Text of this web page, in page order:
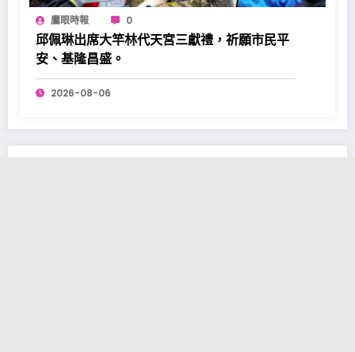
鷹眼時報 0
邱佩琳出席大竿林代天宮三獻禮，祈願市民平
安、基隆昌盛。
2026-08-06